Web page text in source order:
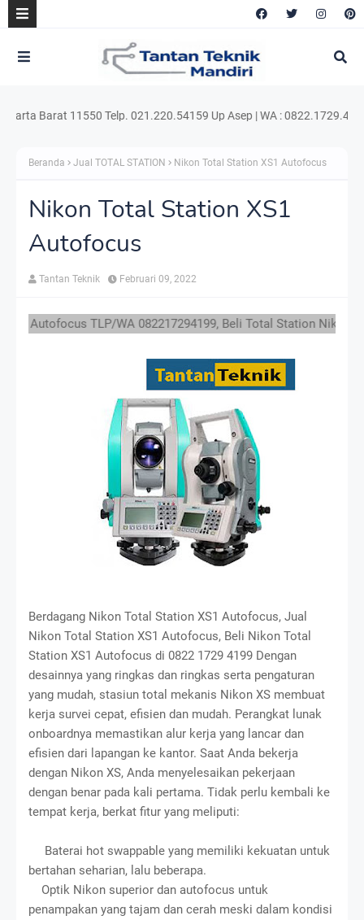
11550 Telp. 021.220.54159 Up Asep | WA : 0822.1729.4199 e-
Beranda Jual TOTAL STATION Nikon Total Station XS1 Autofocus
Nikon Total Station XS1
Autofocus
Tantan Teknik Februari 09, 2022
TLP/WA 082217294199, Beli Total Station Nikon XS, Nikon
Berdagang Nikon Total Station XS1 Autofocus, Jual
Nikon Total Station XS1 Autofocus, Beli Nikon Total
Station XS1 Autofocus di 0822 1729 4199 Dengan
desainnya yang ringkas dan ringkas serta pengaturan
yang mudah, stasiun total mekanis Nikon XS membuat
kerja survei cepat, efisien dan mudah. Perangkat lunak
onboardnya memastikan alur kerja yang lancar dan
efisien dari lapangan ke kantor. Saat Anda bekerja
dengan Nikon XS, Anda menyelesaikan pekerjaan
dengan benar pada kali pertama. Tidak perlu kembali ke
tempat kerja, berkat fitur yang meliputi:
Baterai hot swappable yang memiliki kekuatan untuk
bertahan seharian, lalu beberapa.
Optik Nikon superior dan autofocus untuk
penampakan yang tajam dan cerah meski dalam kondisi